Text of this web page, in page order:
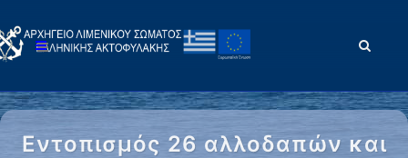
Εντοπισμός 26 αλλοδαπών και